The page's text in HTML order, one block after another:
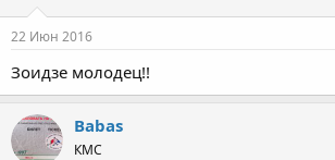
22 Июн 2016
Зоидзе молодец!!
Babas
КМС